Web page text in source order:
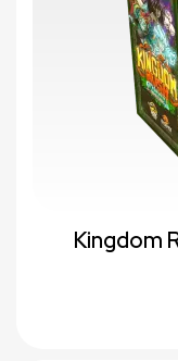
Kingdom